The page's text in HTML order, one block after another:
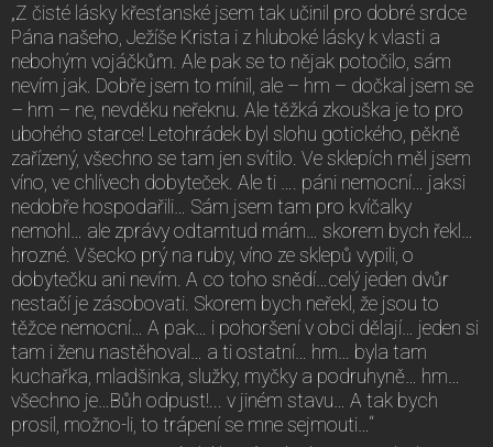
„Z čisté lásky křesťanské jsem tak učinil pro dobré srdce
Pána našeho, Ježíše Krista i z hluboké lásky k vlasti a
nebohým vojáčkům. Ale pak se to nějak potočilo, sám
nevím jak. Dobře jsem to mínil, ale – hm – dočkal jsem se
– hm – ne, nevděku neřeknu. Ale těžká zkouška je to pro
ubohého starce! Letohrádek byl slohu gotického, pěkně
zařízený, všechno se tam jen svítilo. Ve sklepích měl jsem
víno, ve chlívech dobyteček. Ale ti …. páni nemocní… jaksi
nedobře hospodařili… Sám jsem tam pro kvíčalky
nemohl… ale zprávy odtamtud mám… skorem bych řekl…
hrozné. Všecko prý na ruby, víno ze sklepů vypili, o
dobytečku ani nevím. A co toho snědí…celý jeden dvůr
nestačí je zásobovati. Skorem bych neřekl, že jsou to
těžce nemocní… A pak… i pohoršení v obci dělají… jeden si
tam i ženu nastěhoval… a ti ostatní… hm… byla tam
kuchařka, mladšinka, služky, myčky a podruhyně… hm…
všechno je…Bůh odpust!... v jiném stavu… A tak bych
prosil, možno-li, to trápení se mne sejmouti…“